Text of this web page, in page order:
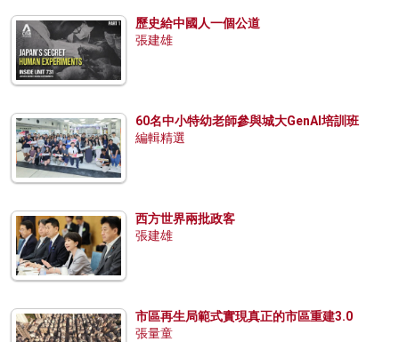
歷史給中國人一個公道
張建雄
60名中小特幼老師參與城大GenAI培訓班
編輯精選
西方世界兩批政客
張建雄
市區再生局範式實現真正的市區重建3.0
張量童